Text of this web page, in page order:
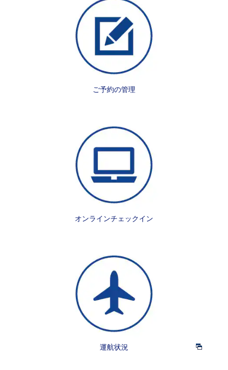
ご予約の管理
オンラインチェックイン
運航状況